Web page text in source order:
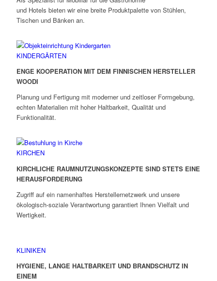
und Hotels bieten wir eine breite Produktpalette von Stühlen,
Tischen und Bänken an.
KINDERGÄRTEN
ENGE KOOPERATION MIT DEM FINNISCHEN HERSTELLER
WOODI
Planung und Fertigung mit moderner und zeitloser Formgebung,
echten Materialien mit hoher Haltbarkeit, Qualität und
Funktionalität.
KIRCHEN
KIRCHLICHE RAUMNUTZUNGSKONZEPTE SIND STETS EINE
HERAUSFORDERUNG
Zugriff auf ein namenhaftes Herstellernetzwerk und unsere
ökologisch-soziale Verantwortung garantiert Ihnen Vielfalt und
Wertigkeit.
KLINIKEN
HYGIENE, LANGE HALTBARKEIT UND BRANDSCHUTZ IN
EINEM